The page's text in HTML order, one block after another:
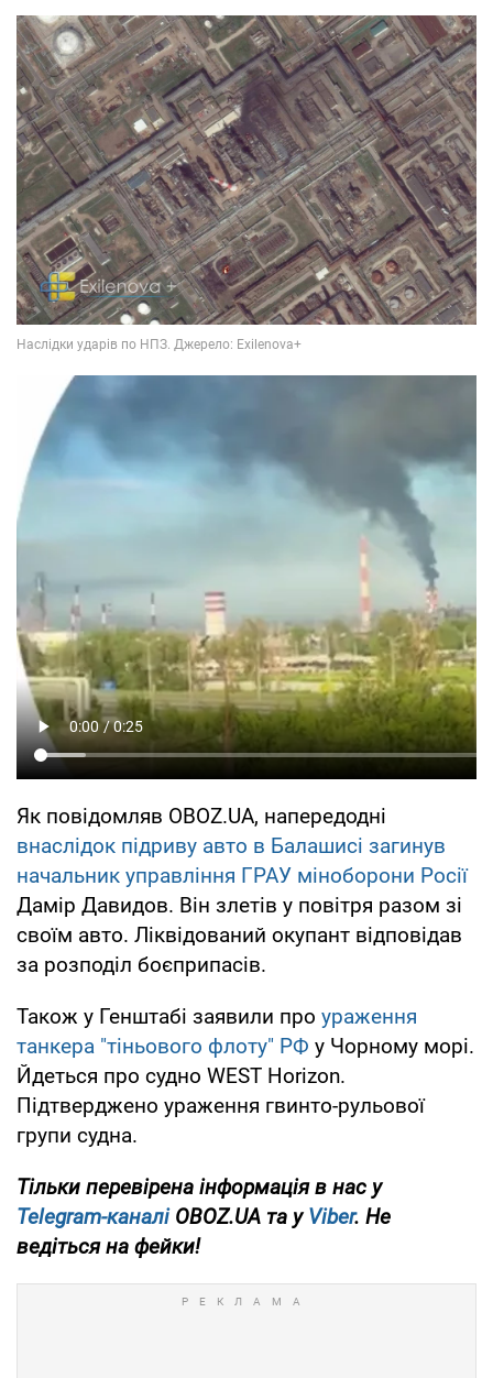
Як повідомляв OBOZ.UA, напередодні
внаслідок підриву авто в Балашисі загинув
начальник управління ГРАУ міноборони Росії
Дамір Давидов. Він злетів у повітря разом зі
своїм авто. Ліквідований окупант відповідав
за розподіл боєприпасів.
Також у Генштабі заявили про ураження
танкера "тіньового флоту" РФ у Чорному морі.
Йдеться про судно WEST Horizon.
Підтверджено ураження гвинто-рульової
групи судна.
Тільки перевірена інформація в нас у
Telegram-каналіOBOZ.UA та уViber. Не
ведіться на фейки!